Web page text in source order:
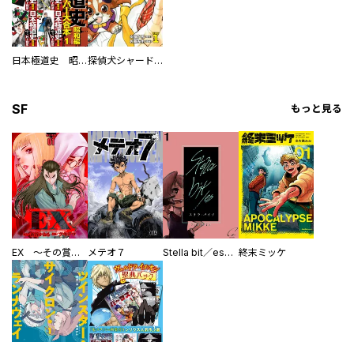
日本極道史 昭和編 スーパー大合本 探偵犬シャードック（新装版）
SF もっと見る
EX ～その賞金稼ぎは、世界の出口を探す～【単行本版】 メテオ７ Stella bit／es【単話版】 終末ミッケ